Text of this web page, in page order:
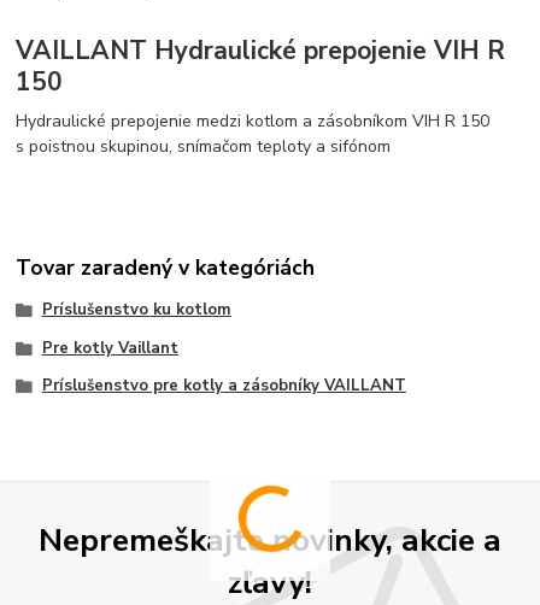
VAILLANT Hydraulické prepojenie VIH R
150
Hydraulické prepojenie medzi kotlom a zásobníkom VIH R 150
s poistnou skupinou, snímačom teploty a sifónom
Tovar zaradený v kategóriách
Príslušenstvo ku kotlom
Pre kotly Vaillant
Príslušenstvo pre kotly a zásobníky VAILLANT
Nepremeškajte novinky, akcie a
zľavy!